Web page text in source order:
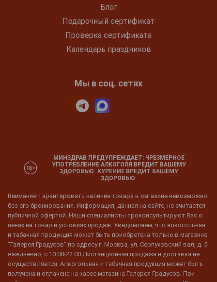
Блог
Подарочный сертификат
Проверка сертификата
Календарь праздников
Мы в соц. сетях
МИНЗДРАВ ПРЕДУПРЕЖДАЕТ: ЧРЕЗМЕРНОЕ
УПОТРЕБЛЕНИЕ АЛКОГОЛЯ ВРЕДИТ ВАШЕМУ
ЗДОРОВЬЮ. КУРЕНИЕ ВРЕДИТ ВАШЕМУ
ЗДОРОВЬЮ.
Внимание! Гарантировать наличие товара в магазине невозможно
без его бронирования. Информация, данная на сайте, не считается
публичной офертой. Наши специалисты проконсультируют Вас о
ценах на товар и условиях продаж. Уведомляем, что алкогольная
и табачная продукция может быть приобретена только в магазине
"Галерея Градусов" по адресу г. Москва, ул. Серпуховский вал, д. 5
ежедневно, с 10:00-22:00 Дистанционная продажа и доставка не
осуществляется. Алкогольная и табачная продукция может быть
получена и оплачена на кассе магазина Галерея Градусов. При